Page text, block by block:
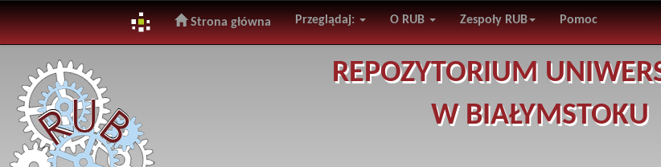
navigation
Strona główna Przeglądaj: O RUB Zespoły RUB Pomoc
REPOZYTORIUM
W BIAŁYMSTOKU